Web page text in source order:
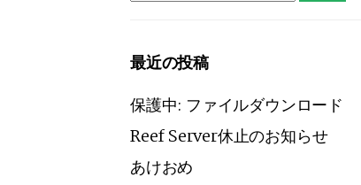
最近の投稿
保護中: ファイルダウンロード
Reef Server休止のお知らせ
あけおめ